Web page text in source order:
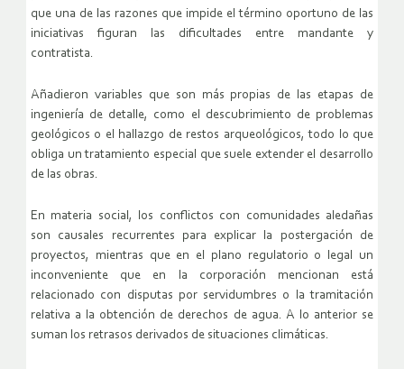
que una de las razones que impide el término oportuno de las
iniciativas figuran las dificultades entre mandante y
contratista.
Añadieron variables que son más propias de las etapas de
ingeniería de detalle, como el descubrimiento de problemas
geológicos o el hallazgo de restos arqueológicos, todo lo que
obliga un tratamiento especial que suele extender el desarrollo
de las obras.
En materia social, los conflictos con comunidades aledañas
son causales recurrentes para explicar la postergación de
proyectos, mientras que en el plano regulatorio o legal un
inconveniente que en la corporación mencionan está
relacionado con disputas por servidumbres o la tramitación
relativa a la obtención de derechos de agua. A lo anterior se
suman los retrasos derivados de situaciones climáticas.